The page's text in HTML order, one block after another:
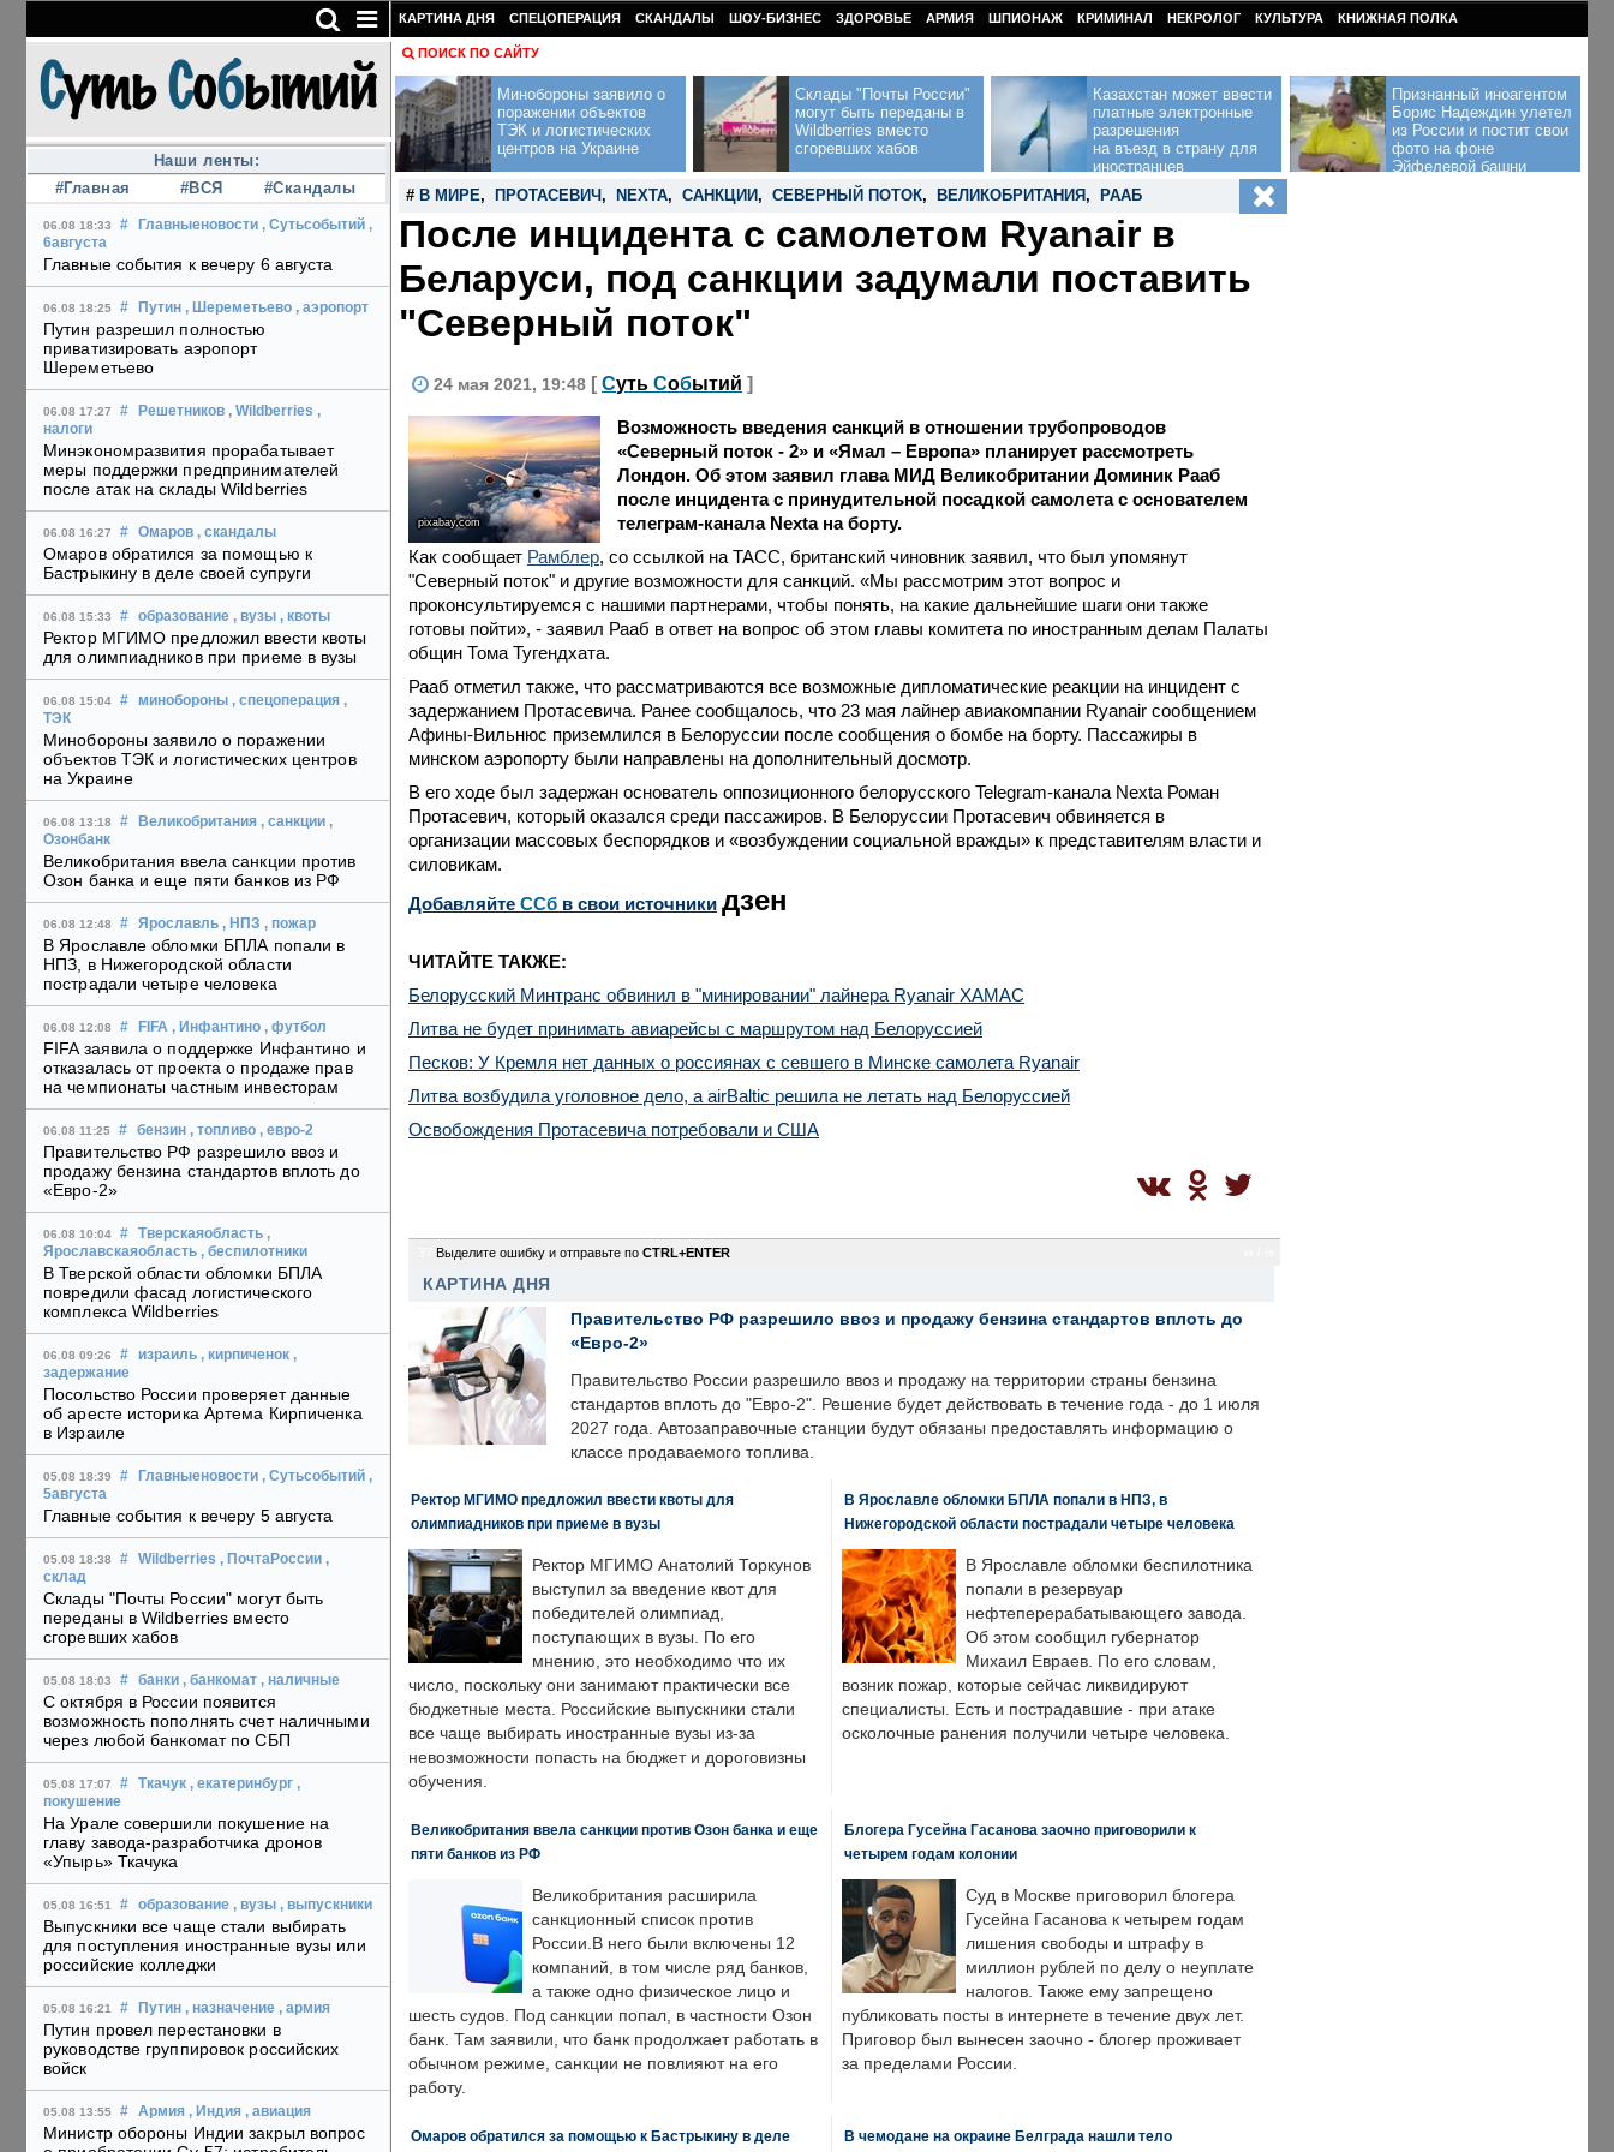
Наши ленты:
#Главная
#ВСЯ #Скандалы
06.08 18:33 # Главныеновости , Сутьсобытий ,
6августа
Главные события к вечеру 6 августа
06.08 18:25 # Путин , Шереметьево , аэропорт
Путин разрешил полностью
приватизировать аэропорт
Шереметьево
06.08 17:27 # Решетников , Wildberries ,
налоги
Минэкономразвития прорабатывает
меры поддержки предпринимателей
после атак на склады Wildberries
06.08 16:27 # Омаров , скандалы
Омаров обратился за помощью к
Бастрыкину в деле своей супруги
06.08 15:33 # образование , вузы , квоты
Ректор МГИМО предложил ввести квоты
для олимпиадников при приеме в вузы
06.08 15:04 # минобороны , спецоперация ,
ТЭК
Минобороны заявило о поражении
объектов ТЭК и логистических центров
на Украине
06.08 13:18 # Великобритания , санкции ,
Озонбанк
Великобритания ввела санкции против
Озон банка и еще пяти банков из РФ
06.08 12:48 # Ярославль , НПЗ , пожар
В Ярославле обломки БПЛА попали в
НПЗ, в Нижегородской области
пострадали четыре человека
06.08 12:08 # FIFA , Инфантино , футбол
FIFA заявила о поддержке Инфантино и
отказалась от проекта о продаже прав
на чемпионаты частным инвесторам
06.08 11:25 # бензин , топливо , евро-2
Правительство РФ разрешило ввоз и
продажу бензина стандартов вплоть до
«Евро-2»
06.08 10:04 # Тверскаяобласть ,
Ярославскаяобласть , беспилотники
В Тверской области обломки БПЛА
повредили фасад логистического
комплекса Wildberries
06.08 09:26 # израиль , кирпиченок ,
задержание
Посольство России проверяет данные
об аресте историка Артема Кирпиченка
в Израиле
05.08 18:39 # Главныеновости , Сутьсобытий ,
5августа
Главные события к вечеру 5 августа
05.08 18:38 # Wildberries , ПочтаРоссии ,
склад
Склады "Почты России" могут быть
переданы в Wildberries вместо
сгоревших хабов
05.08 18:03 # банки , банкомат , наличные
С октября в России появится
возможность пополнять счет наличными
через любой банкомат по СБП
05.08 17:07 # Ткачук , екатеринбург ,
покушение
На Урале совершили покушение на
главу завода-разработчика дронов
«Упырь» Ткачука
05.08 16:51 # образование , вузы , выпускники
Выпускники все чаще стали выбирать
для поступления иностранные вузы или
российские колледжи
05.08 16:21 # Путин , назначение , армия
Путин провел перестановки в
руководстве группировок российских
войск
05.08 13:55 # Армия , Индия , авиация
Министр обороны Индии закрыл вопрос
КАРТИНА ДНЯ СПЕЦОПЕРАЦИЯ СКАНДАЛЫ ШОУ-БИЗНЕС ЗДОРОВЬЕ АРМИЯ ШПИОНАЖ КРИМИНАЛ НЕКРОЛОГ КУЛЬТУРА КНИЖНАЯ ПОЛКА
ПОИСК ПО САЙТУ
Минобороны заявило о
поражении объектов
ТЭК и логистических
центров на Украине
Склады "Почты России"
могут быть переданы в
Wildberries вместо
сгоревших хабов
Казахстан может ввести
платные электронные
разрешения
на въезд в страну для
иностранцев
Признанный иноагентом
Борис Надеждин улетел
из России и постит свои
фото на фоне
Эйфелевой башни
# В МИРЕ, ПРОТАСЕВИЧ , NEXTA, САНКЦИИ , СЕВЕРНЫЙ ПОТОК, ВЕЛИКОБРИТАНИЯ , РААБ
После инцидента с самолетом Ryanair в
Беларуси, под санкции задумали поставить
"Северный поток"
24 мая 2021, 19:48 [ Суть Событий ]
pixabay.com
Возможность введения санкций в отношении трубопроводов
«Северный поток - 2» и «Ямал – Европа» планирует рассмотреть
Лондон. Об этом заявил глава МИД Великобритании Доминик Рааб
после инцидента с принудительной посадкой самолета с основателем
телеграм-канала Nexta на борту.
Как сообщает Рамблер, со ссылкой на ТАСС, британский чиновник заявил, что был упомянут
"Северный поток" и другие возможности для санкций. «Мы рассмотрим этот вопрос и
проконсультируемся с нашими партнерами, чтобы понять, на какие дальнейшие шаги они также
готовы пойти», - заявил Рааб в ответ на вопрос об этом главы комитета по иностранным делам Палаты
общин Тома Тугендхата.
Рааб отметил также, что рассматриваются все возможные дипломатические реакции на инцидент с
задержанием Протасевича. Ранее сообщалось, что 23 мая лайнер авиакомпании Ryanair сообщением
Афины-Вильнюс приземлился в Белоруссии после сообщения о бомбе на борту. Пассажиры в
минском аэропорту были направлены на дополнительный досмотр.
В его ходе был задержан основатель оппозиционного белорусского Telegram-канала Nexta Роман
Протасевич, который оказался среди пассажиров. В Белоруссии Протасевич обвиняется в
организации массовых беспорядков и «возбуждении социальной вражды» к представителям власти и
силовикам.
Добавляйте CСб в свои источники дзен
ЧИТАЙТЕ ТАКЖЕ:
Белорусский Минтранс обвинил в "минировании" лайнера Ryanair ХАМАС
Литва не будет принимать авиарейсы с маршрутом над Белоруссией
Песков: У Кремля нет данных о россиянах с севшего в Минске самолета Ryanair
Литва возбудила уголовное дело, а airBaltic решила не летать над Белоруссией
Освобождения Протасевича потребовали и США
Выделите ошибку и отправьте по CTRL+ENTER
КАРТИНА ДНЯ
Правительство РФ разрешило ввоз и продажу бензина стандартов вплоть до
«Евро-2»
Правительство России разрешило ввоз и продажу на территории страны бензина
стандартов вплоть до "Евро-2". Решение будет действовать в течение года - до 1 июля
2027 года. Автозаправочные станции будут обязаны предоставлять информацию о
классе продаваемого топлива.
Ректор МГИМО предложил ввести квоты для
олимпиадников при приеме в вузы
Ректор МГИМО Анатолий Торкунов
выступил за введение квот для
победителей олимпиад,
поступающих в вузы. По его
мнению, это необходимо что их
число, поскольку они занимают практически все
бюджетные места. Российские выпускники стали
все чаще выбирать иностранные вузы из-за
невозможности попасть на бюджет и дороговизны
обучения.
В Ярославле обломки БПЛА попали в НПЗ, в
Нижегородской области пострадали четыре человека
В Ярославле обломки беспилотника
попали в резервуар
нефтеперерабатывающего завода.
Об этом сообщил губернатор
Михаил Евраев. По его словам,
возник пожар, которые сейчас ликвидируют
специалисты. Есть и пострадавшие - при атаке
осколочные ранения получили четыре человека.
Великобритания ввела санкции против Озон банка и еще
пяти банков из РФ
Великобритания расширила
санкционный список против
России.В него были включены 12
компаний, в том числе ряд банков,
а также одно физическое лицо и
шесть судов. Под санкции попал, в частности Озон
банк. Там заявили, что банк продолжает работать в
обычном режиме, санкции не повлияют на его
работу.
Блогера Гусейна Гасанова заочно приговорили к
четырем годам колонии
Суд в Москве приговорил блогера
Гусейна Гасанова к четырем годам
лишения свободы и штрафу в
миллион рублей по делу о неуплате
налогов. Также ему запрещено
публиковать посты в интернете в течение двух лет.
Приговор был вынесен заочно - блогер проживает
за пределами России.
Омаров обратился за помощью к Бастрыкину в деле В чемодане на окраине Белграда нашли тело